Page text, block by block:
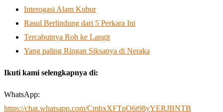
Interogasi Alam Kubur
Rasul Berlindung dari 5 Perkara Ini
Tercabutnya Roh ke Langit
Yang paling Ringan Siksanya di Neraka
Ikuti kami selengkapnya di:
WhatsApp:
https://chat.whatsapp.com/CmhxXFTpO6t98yYERJBNTB